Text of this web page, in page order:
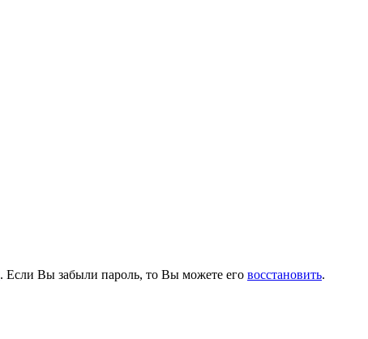
. Если Вы забыли пароль, то Вы можете его восстановить.